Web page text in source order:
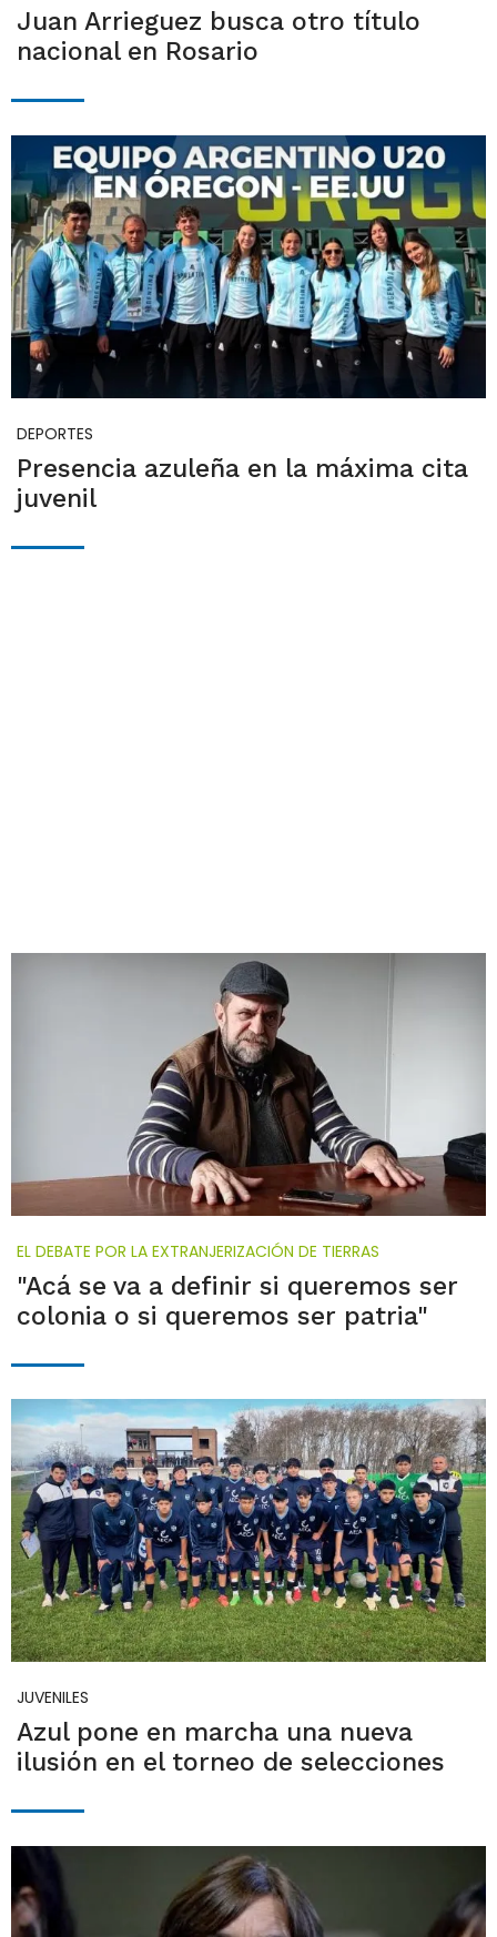
Juan Arrieguez busca otro título
nacional en Rosario
DEPORTES
Presencia azuleña en la máxima cita
juvenil
EL DEBATE POR LA EXTRANJERIZACIÓN DE TIERRAS
"Acá se va a definir si queremos ser
colonia o si queremos ser patria"
JUVENILES
Azul pone en marcha una nueva
ilusión en el torneo de selecciones